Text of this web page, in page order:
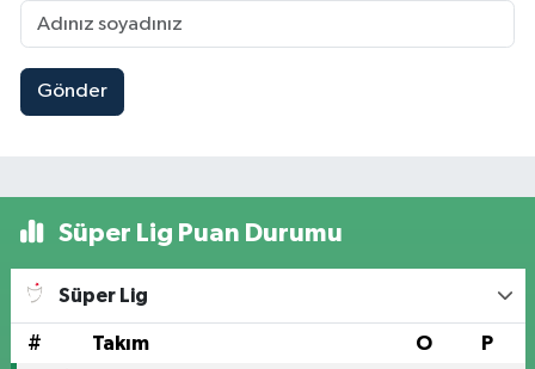
Gönder
Süper Lig Puan Durumu
Süper Lig
# Takım O P